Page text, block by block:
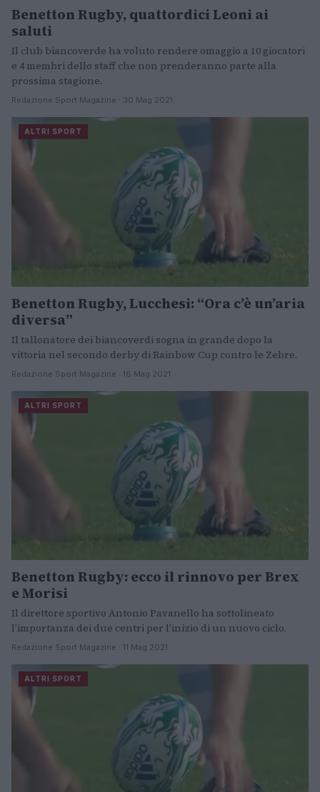
Benetton Rugby, quattordici Leoni ai
saluti
Il club biancoverde ha voluto rendere omaggio a 10 giocatori
e 4 membri dello staff che non prenderanno parte alla
prossima stagione.
Redazione Sport Magazine · 30 Mag 2021
ALTRI SPORT
Benetton Rugby, Lucchesi: “Ora c’è un’aria
diversa”
Il tallonatore dei biancoverdi sogna in grande dopo la
vittoria nel secondo derby di Rainbow Cup contro le Zebre.
Redazione Sport Magazine · 16 Mag 2021
ALTRI SPORT
Benetton Rugby: ecco il rinnovo per Brex
e Morisi
Il direttore sportivo Antonio Pavanello ha sottolineato
l’importanza dei due centri per l’inizio di un nuovo ciclo.
Redazione Sport Magazine · 11 Mag 2021
ALTRI SPORT